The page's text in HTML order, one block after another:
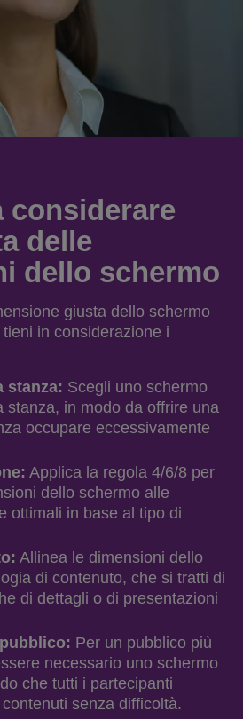
considerare
delle
dello schermo
giusta dello schermo
in considerazione i
stanza: Scegli uno schermo
stanza, in modo da offrire una
occupare eccessivamente
Applica la regola 4/6/8 per
dello schermo alle
ottimali in base al tipo di
Allinea le dimensioni dello
di contenuto, che si tratti di
di dettagli o di presentazioni
Per un pubblico più
necessario uno schermo
che tutti i partecipanti
senza difficoltà.